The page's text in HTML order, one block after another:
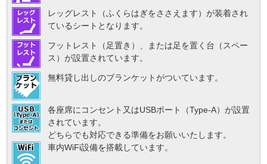
レッグレスト（ふくらはぎをささえます）が装着され
ているシートとなります。
フットレスト（足置き）、または足を置く台（スペー
ス）が設置されています。
無料貸し出しのブランケットがついています。
各座席にコンセント又はUSBポート（Type-A）が設置
されています。
どちらでも対応できる準備をお願いいたします。
車内WiFi設備を搭載しています。